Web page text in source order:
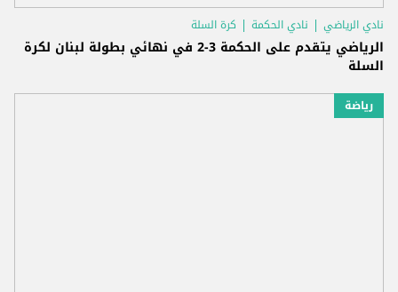
نادي الرياضي نادي الحكمة كرة السلة
الرياضي يتقدم على الحكمة 3-2 في نهائي بطولة لبنان لكرة
السلة
رياضة